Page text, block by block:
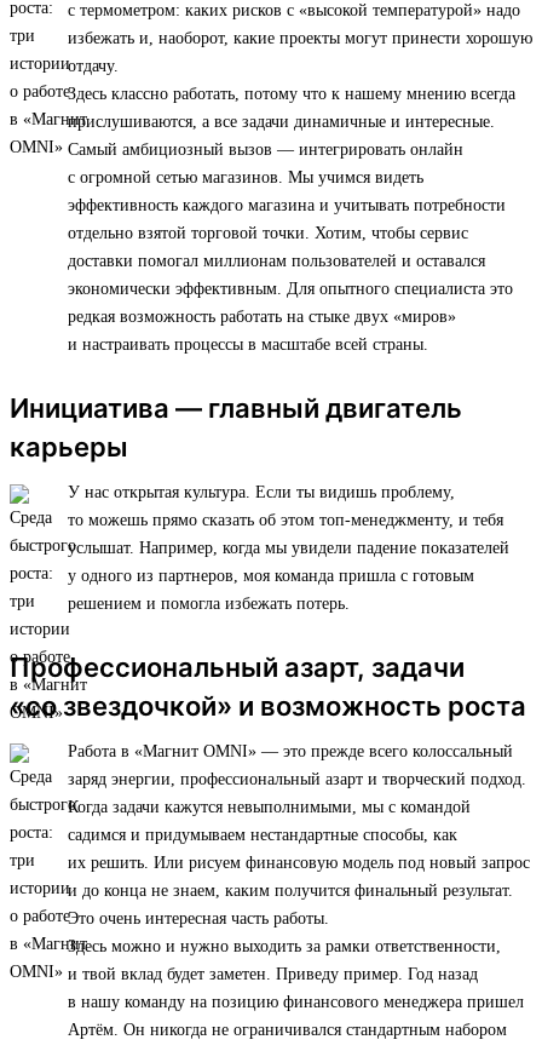
с термометром: каких рисков с «высокой температурой» надо
избежать и, наоборот, какие проекты могут принести хорошую
отдачу.
Здесь классно работать, потому что к нашему мнению всегда
прислушиваются, а все задачи динамичные и интересные.
Самый амбициозный вызов — интегрировать онлайн
с огромной сетью магазинов. Мы учимся видеть
эффективность каждого магазина и учитывать потребности
отдельно взятой торговой точки. Хотим, чтобы сервис
доставки помогал миллионам пользователей и оставался
экономически эффективным. Для опытного специалиста это
редкая возможность работать на стыке двух «миров»
и настраивать процессы в масштабе всей страны.
Инициатива — главный двигатель
карьеры
У нас открытая культура. Если ты видишь проблему,
то можешь прямо сказать об этом топ-менеджменту, и тебя
услышат. Например, когда мы увидели падение показателей
у одного из партнеров, моя команда пришла с готовым
решением и помогла избежать потерь.
Профессиональный азарт, задачи
«со звездочкой» и возможность роста
Работа в «Магнит OMNI» — это прежде всего колоссальный
заряд энергии, профессиональный азарт и творческий подход.
Когда задачи кажутся невыполнимыми, мы с командой
садимся и придумываем нестандартные способы, как
их решить. Или рисуем финансовую модель под новый запрос
и до конца не знаем, каким получится финальный результат.
Это очень интересная часть работы.
Здесь можно и нужно выходить за рамки ответственности,
и твой вклад будет заметен. Приведу пример. Год назад
в нашу команду на позицию финансового менеджера пришел
Артём. Он никогда не ограничивался стандартным набором